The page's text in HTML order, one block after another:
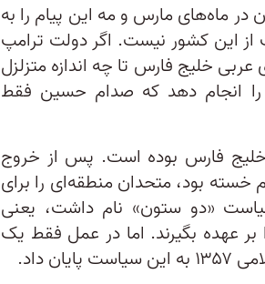
ماه‌های مارس و مه این پیام را به
این کشور نیست. اگر دولت ترامپ
خلیج فارس تا چه اندازه متزلزل
انجام دهد که صدام حسین فقط
فارس بوده است. پس از خروج
جنگ ویتنام خسته بود، متحدان منطقه‌ای را برای
«دو ستون» نام داشت، یعنی
عهده بگیرند. اما در عمل فقط یک
داد.